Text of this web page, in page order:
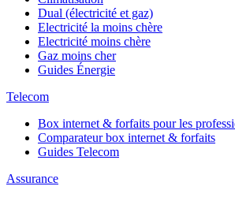
Dual (électricité et gaz)
Electricité la moins chère
Electricité moins chère
Gaz moins cher
Guides Énergie
Telecom
Box internet & forfaits pour les
Comparateur box internet & forfaits
Guides Telecom
Assurance